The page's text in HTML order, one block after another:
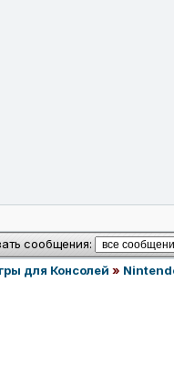
сообщения:
для Консолей »